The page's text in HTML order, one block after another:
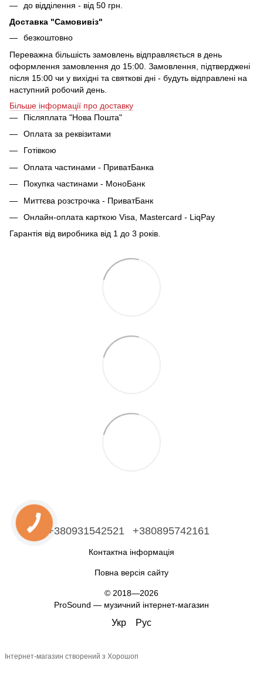
до відділення - від 50 грн.
Доставка "Самовивіз"
безкоштовно
Переважна більшість замовлень відправляється в день
оформлення замовлення до 15:00. Замовлення, підтверджені
після 15:00 чи у вихідні та святкові дні - будуть відправлені на
наступний робочий день.
Більше інформації про доставку
Післяплата "Нова Пошта"
Оплата за реквізитами
Готівкою
Оплата частинами - ПриватБанка
Покупка частинами - МоноБанк
Миттєва розстрочка - ПриватБанк
Онлайн-оплата карткою Visa, Mastercard - LiqPay
Гарантія від виробника від 1 до 3 років.
+380931542521 +380895742161
Контактна інформація
Повна версія сайту
© 2018—2026
ProSound — музичний інтернет-магазин
Укр Рус
Інтернет-магазин створений з Хорошоп